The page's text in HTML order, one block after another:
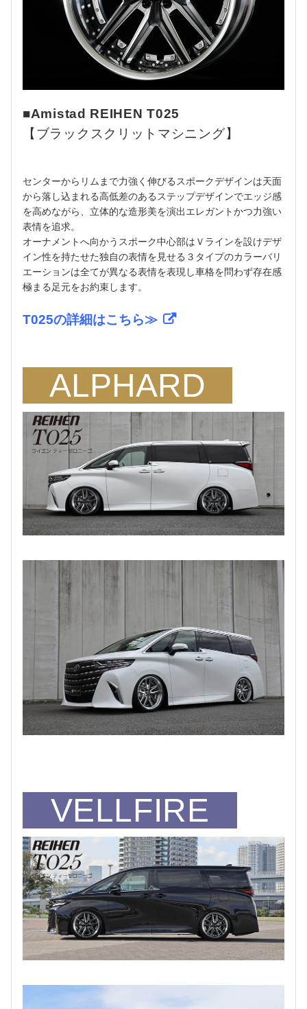
■Amistad REIHEN T025
【ブラックスクリットマシニング】
センターからリムまで力強く伸びるスポークデザインは天面
から落し込まれる高低差のあるステップデザインでエッジ感
を高めながら、立体的な造形美を演出エレガントかつ力強い
表情を追求。
オーナメントへ向かうスポーク中心部はＶラインを設けデザ
イン性を持たせた独自の表情を見せる３タイプのカラーバリ
エーションは全てが異なる表情を表現し車格を問わず存在感
極まる足元をお約束します。
T025の詳細はこちら≫
ALPHARD
VELLFIRE